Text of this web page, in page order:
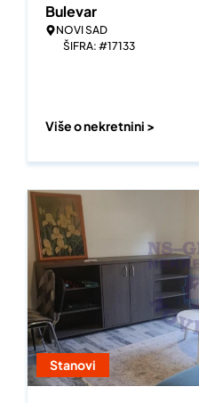
Bulevar
NOVI SAD
ŠIFRA: #17133
Više o nekretnini >
Stanovi